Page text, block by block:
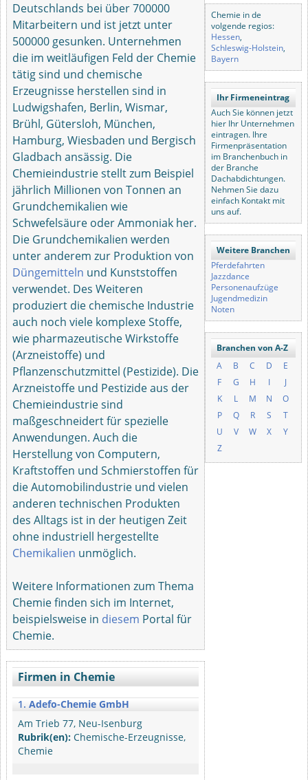
Deutschlands bei über 700000
Mitarbeitern und ist jetzt unter
500000 gesunken. Unternehmen
die im weitläufigen Feld der Chemie
tätig sind und chemische
Erzeugnisse herstellen sind in
Ludwigshafen, Berlin, Wismar,
Brühl, Gütersloh, München,
Hamburg, Wiesbaden und Bergisch
Gladbach ansässig. Die
Chemieindustrie stellt zum Beispiel
jährlich Millionen von Tonnen an
Grundchemikalien wie
Schwefelsäure oder Ammoniak her.
Die Grundchemikalien werden
unter anderem zur Produktion von
Düngemitteln und Kunststoffen
verwendet. Des Weiteren
produziert die chemische Industrie
auch noch viele komplexe Stoffe,
wie pharmazeutische Wirkstoffe
(Arzneistoffe) und
Pflanzenschutzmittel (Pestizide). Die
Arzneistoffe und Pestizide aus der
Chemieindustrie sind
maßgeschneidert für spezielle
Anwendungen. Auch die
Herstellung von Computern,
Kraftstoffen und Schmierstoffen für
die Automobilindustrie und vielen
anderen technischen Produkten
des Alltags ist in der heutigen Zeit
ohne industriell hergestellte
Chemikalien unmöglich.
Weitere Informationen zum Thema
Chemie finden sich im Internet,
beispielsweise in diesem Portal für
Chemie.
Firmen in Chemie
1. Adefo-Chemie GmbH
Am Trieb 77, Neu-Isenburg
Rubrik(en): Chemische-Erzeugnisse,
Chemie
Chemie in de
volgende regios:
Hessen,
Schleswig-Holstein,
Bayern
Ihr Firmeneintrag
Auch Sie können jetzt
hier Ihr Unternehmen
eintragen. Ihre
Firmenpräsentation
im Branchenbuch in
der Branche
Dachabdichtungen.
Nehmen Sie dazu
einfach Kontakt mit
uns auf.
Weitere Branchen
Pferdefahrten
Jazzdance
Personenaufzüge
Jugendmedizin
Noten
Branchen von A-Z
A
B C D
E
F
G H I
J
K
L M N
O
P
Q R S
T
U
V W X
Y
Z